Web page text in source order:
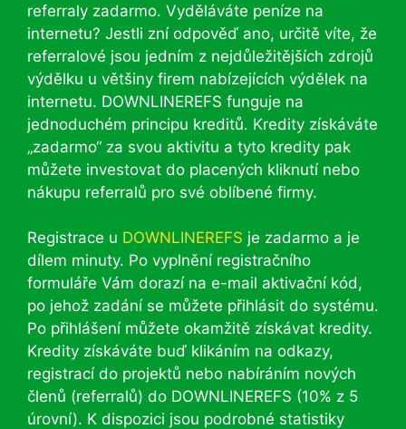
referraly zadarmo. Vyděláváte peníze na
internetu? Jestli zní odpověď ano, určitě víte, že
referralové jsou jedním z nejdůležitějších zdrojů
výdělku u většiny firem nabízejících výdělek na
internetu. DOWNLINEREFS funguje na
jednoduchém principu kreditů. Kredity získáváte
„zadarmo“ za svou aktivitu a tyto kredity pak
můžete investovat do placených kliknutí nebo
nákupu referralů pro své oblíbené firmy.
Registrace u DOWNLINEREFS je zadarmo a je
dílem minuty. Po vyplnění registračního
formuláře Vám dorazí na e-mail aktivační kód,
po jehož zadání se můžete přihlásit do systému.
Po přihlášení můžete okamžitě získávat kredity.
Kredity získáváte buď klikáním na odkazy,
registrací do projektů nebo nabíráním nových
členů (referralů) do DOWNLINEREFS (10% z 5
úrovní). K dispozici jsou podrobné statistiky